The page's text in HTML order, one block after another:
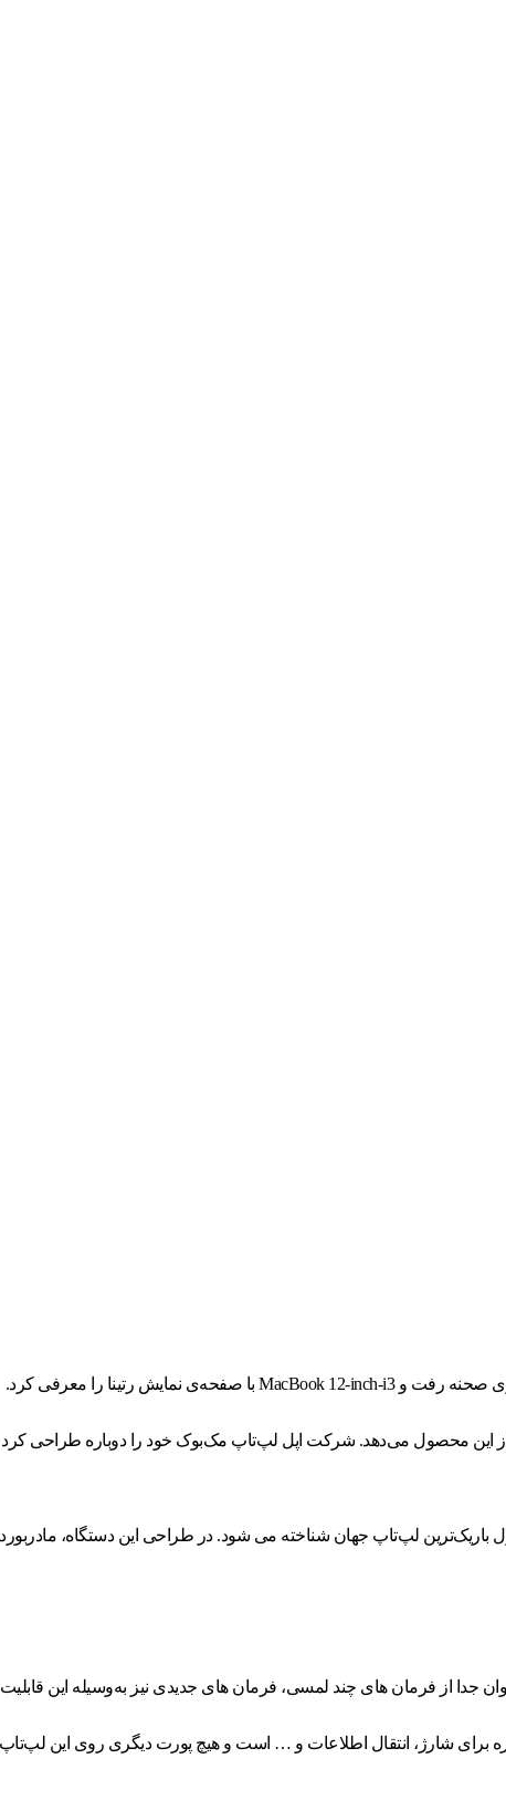
این محصول می‌دهد. شرکت اپل لپ‌تاپ مک‌بوک خود را دوباره طراحی کرد
است که در زمان معرفی، این محصول باریک‌ترین لپ‌تاپ جهان شناخته می شود. در طراحی این
از فرمان های چند لمسی، فرمان های جدیدی نیز به‌وسیله این قابلیت
برای شارژ، انتقال اطلاعات و … است و هیچ پورت دیگری روی این